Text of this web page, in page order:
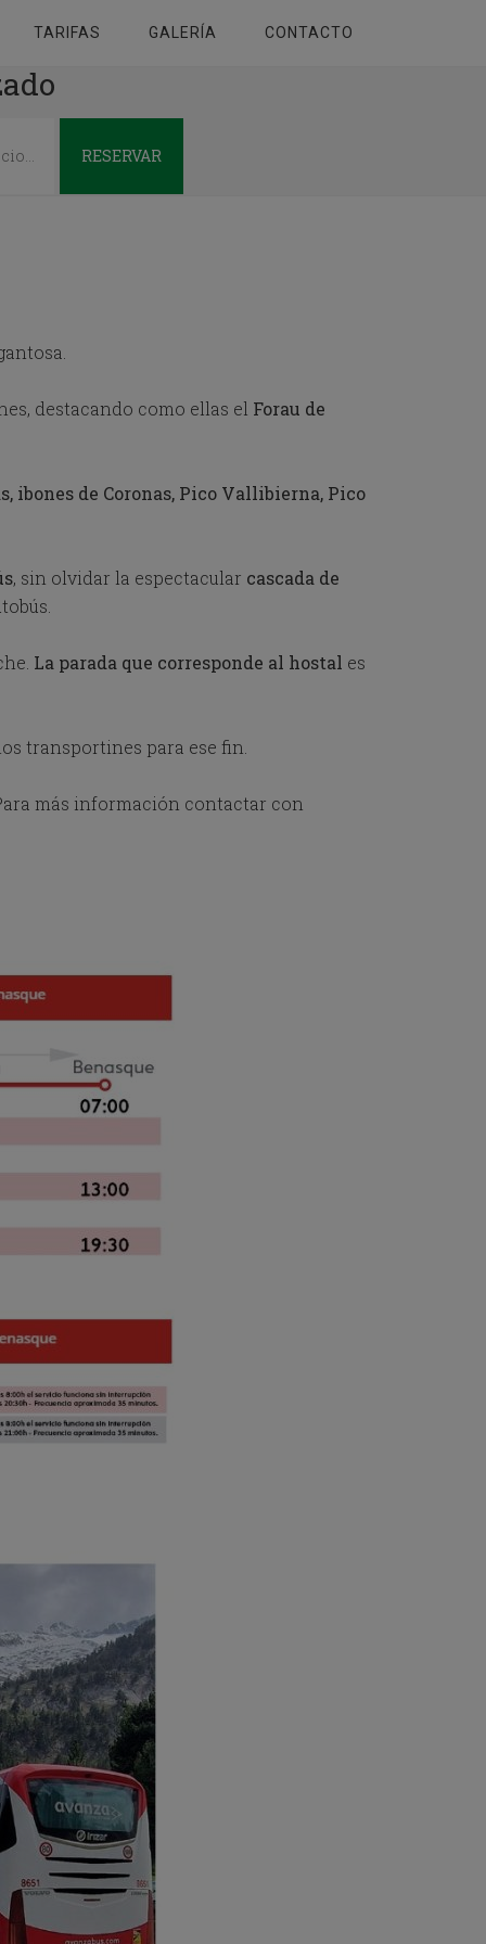
TARIFAS GALERÍA CONTACTO
RESERVAR
destacando como ellas el Forau de
ibones de Coronas, Pico Vallibierna, Pico
, sin olvidar la espectacular cascada de
La parada que corresponde al hostal es
transportines para ese fin.
más información contactar con